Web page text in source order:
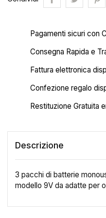
Pagamenti sicuri con
Consegna Rapida e
Fattura elettronica
Confezione regalo
Restituzione Gratuita
Descrizione
3 pacchi di batterie
modello 9V da adatte per